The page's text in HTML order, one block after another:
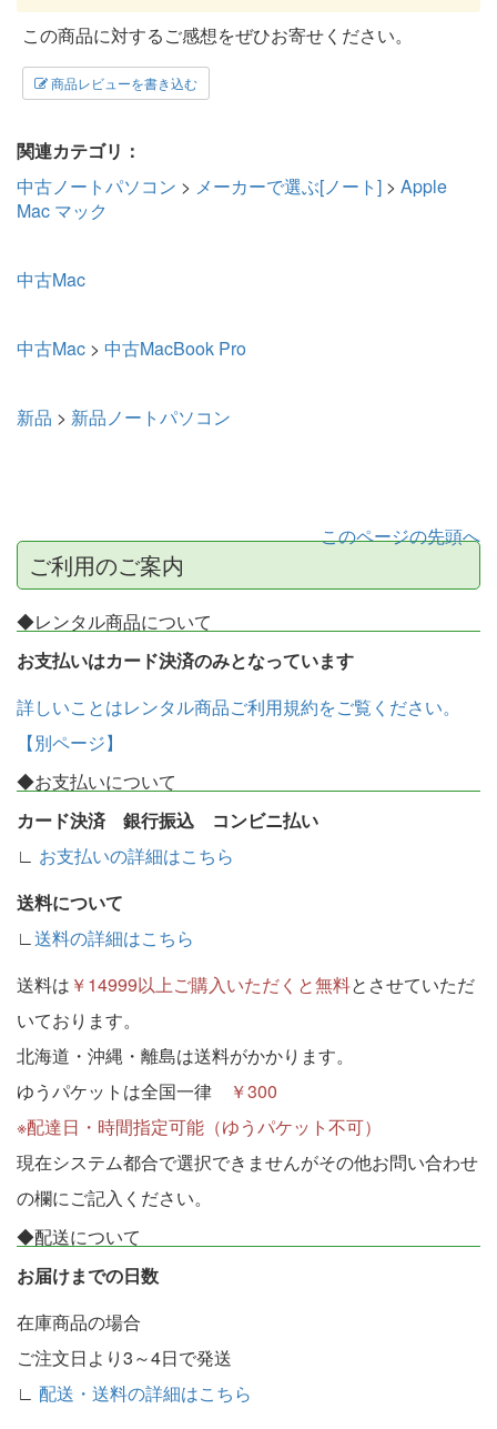
この商品に対するご感想をぜひお寄せください。
商品レビューを書き込む
関連カテゴリ：
中古ノートパソコン > メーカーで選ぶ[ノート] > Apple
Mac マック
中古Mac
中古Mac > 中古MacBook Pro
新品 > 新品ノートパソコン
このページの先頭へ
ご利用のご案内
◆レンタル商品について
お支払いはカード決済のみとなっています
詳しいことはレンタル商品ご利用規約をご覧ください。
【別ページ】
◆お支払いについて
カード決済 銀行振込 コンビニ払い
∟ お支払いの詳細はこちら
送料について
∟送料の詳細はこちら
送料は ￥14999以上ご購入いただくと無料とさせていただ
いております。
北海道・沖縄・離島は送料がかかります。
ゆうパケットは全国一律
￥300
※配達日・時間指定可能（ゆうパケット不可）
現在システム都合で選択できませんがその他お問い合わせ
の欄にご記入ください。
◆配送について
お届けまでの日数
在庫商品の場合
ご注文日より3～4日で発送
∟ 配送・送料の詳細はこちら